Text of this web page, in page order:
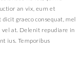
an vix, eum et
graeco consequat, mel
at. Delenit repudiare in
ius. Temporibus